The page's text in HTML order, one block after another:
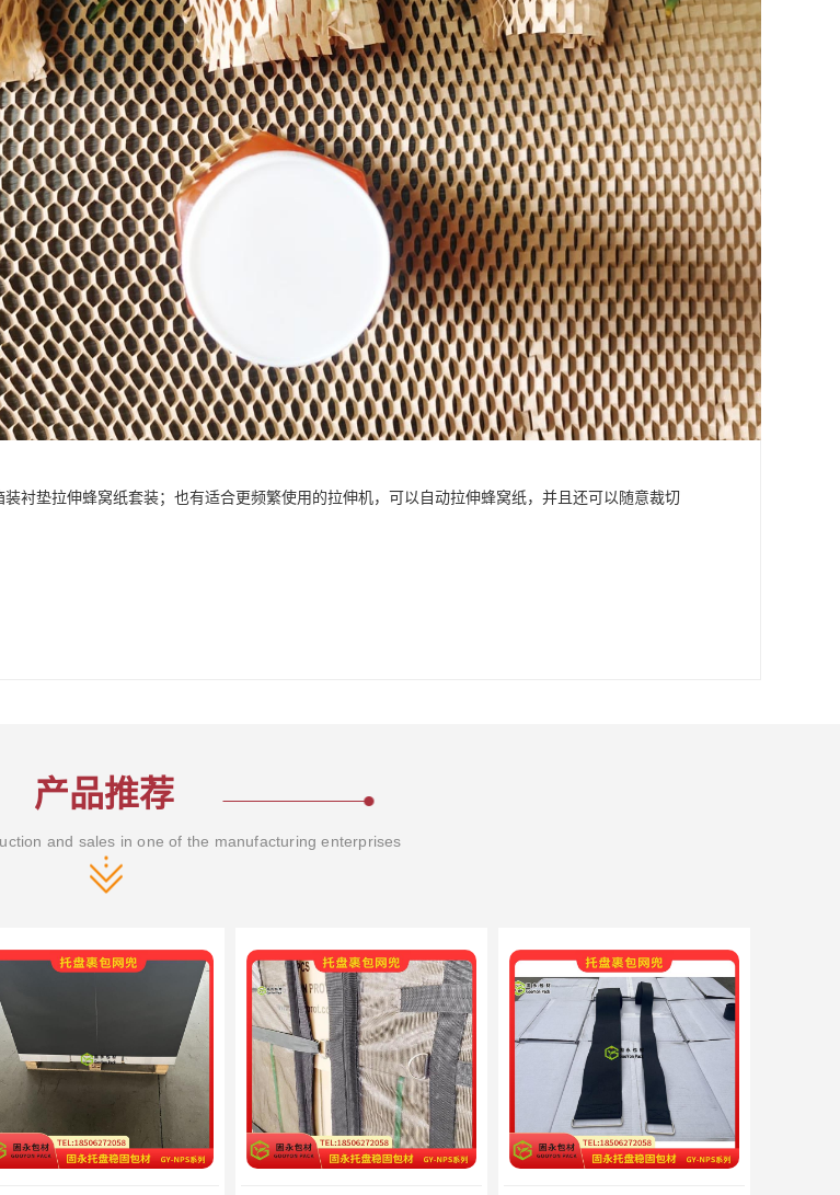
衬垫拉伸蜂窝纸套装；也有适合更频繁使用的拉伸机，可以自动拉伸蜂窝纸，并且还可以随意裁切
产品推荐
and sales in one of the manufacturing enterprises